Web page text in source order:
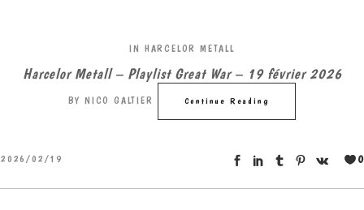
IN HARCELOR METALL
Harcelor Metall – Playlist Great War – 19 février 2026
BY NICO GALTIER Continue Reading
2026/02/19 0